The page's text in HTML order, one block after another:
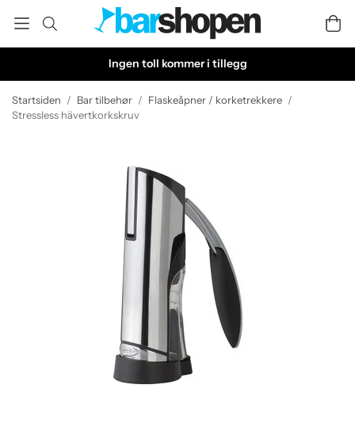
Ingen toll kommer i tillegg
Startsiden / Bar tilbehør / Flaskeåpner / korketrekkere /
Stressless hävertkorkskruv